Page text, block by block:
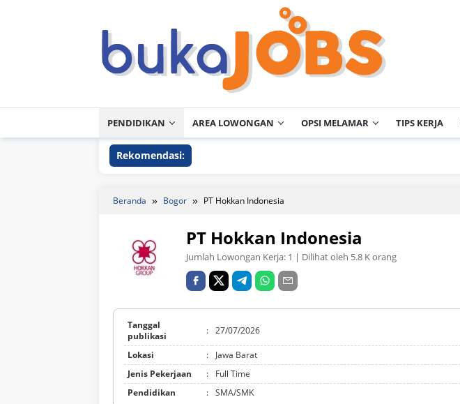
PENDIDIKAN AREA LOWONGAN OPSI MELAMAR TIPS KERJA
Rekomendasi:
Beranda Bogor PT Hokkan Indonesia
PT Hokkan Indonesia
Jumlah Lowongan Kerja: 1 | Dilihat oleh 5.8 K orang
Tanggal
publikasi
: 27/07/2026
Lokasi :
Jawa Barat
Jenis Pekerjaan
:
Full Time
Pendidikan
: SMA/SMK